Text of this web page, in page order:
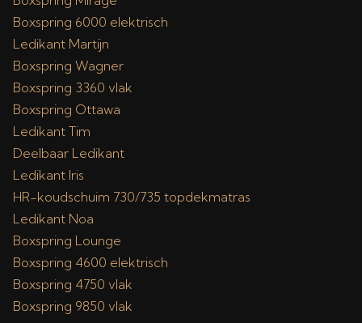
Boxspring 6000 elektrisch
Ledikant Martijn
Boxspring Wagner
Boxspring 3360 vlak
Boxspring Ottawa
Ledikant Tim
Deelbaar Ledikant
Ledikant Iris
HR-koudschuim 730/735 topdekmatras
Ledikant Noa
Boxspring Lounge
Boxspring 4600 elektrisch
Boxspring 4750 vlak
Boxspring 9850 vlak